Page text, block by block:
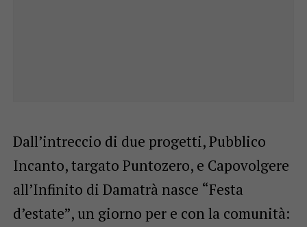
Dall’intreccio di due progetti, Pubblico
Incanto, targato Puntozero, e Capovolgere
all’Infinito di Damatrà nasce “Festa
d’estate”, un giorno per e con la comunità: